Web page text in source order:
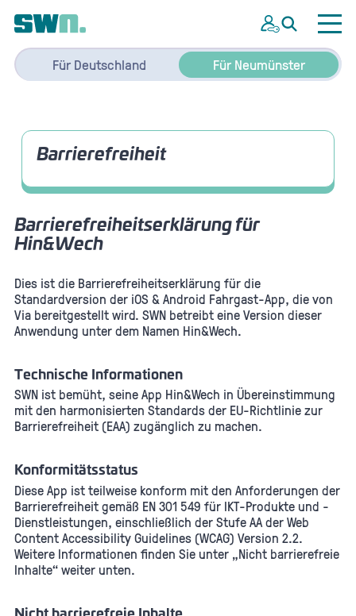
Für Deutschland Für Neumünster
Barrierefreiheit
Barrierefreiheitserklärung für
Hin&Wech
Dies ist die Barrierefreiheitserklärung für die
Standardversion der iOS & Android Fahrgast-App, die von
Via bereitgestellt wird. SWN betreibt eine Version dieser
Anwendung unter dem Namen Hin&Wech.
Technische Informationen
SWN ist bemüht, seine App Hin&Wech in Übereinstimmung
mit den harmonisierten Standards der EU-Richtlinie zur
Barrierefreiheit (EAA) zugänglich zu machen.
Konformitätsstatus
Diese App ist teilweise konform mit den Anforderungen der
Barrierefreiheit gemäß EN 301 549 für IKT-Produkte und -
Dienstleistungen, einschließlich der Stufe AA der Web
Content Accessibility Guidelines (WCAG) Version 2.2.
Weitere Informationen finden Sie unter „Nicht barrierefreie
Inhalte“ weiter unten.